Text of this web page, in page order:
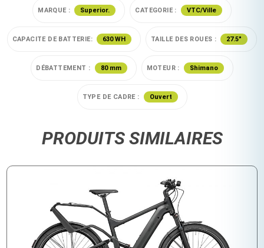
MARQUE : Superior. CATEGORIE : VTC/Ville
CAPACITE DE BATTERIE: 630 WH TAILLE DES ROUES : 27.5"
DÉBATTEMENT : 80 mm MOTEUR : Shimano
TYPE DE CADRE : Ouvert
PRODUITS SIMILAIRES